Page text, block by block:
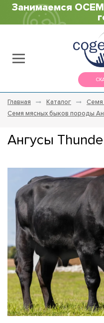
Занимаемся
Главная Каталог
Семя
Семя мясных быков породы
Ангусы